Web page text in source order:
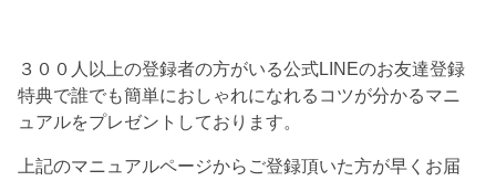
３００人以上の登録者の方がいる公式LINEのお友達登録
特典で誰でも簡単におしゃれになれるコツが分かるマニ
ュアルをプレゼントしております。
上記のマニュアルページからご登録頂いた方が早くお届